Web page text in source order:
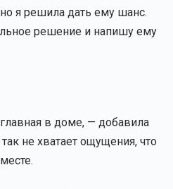
я решила дать ему шанс.
решение и напишу ему
в доме, — добавила
не хватает ощущения, что